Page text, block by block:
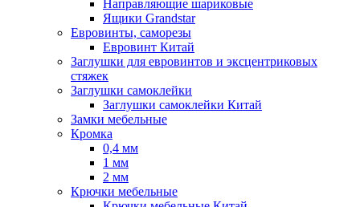
Направляющие шариковые
Ящики Grandstar
Евровинты, саморезы
Евровинт Китай
Заглушки для евровинтов и эксцентриковых
стяжек
Заглушки самоклейки
Заглушки самоклейки Китай
Замки мебельные
Кромка
0,4 мм
1 мм
2 мм
Крючки мебельные